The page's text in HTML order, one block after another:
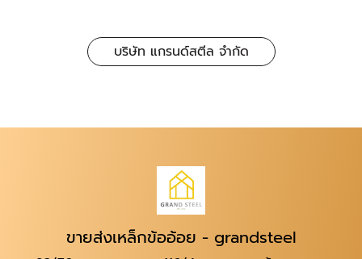
บริษัท แกรนด์สตีล จำกัด
ขายส่งเหล็กข้ออ้อย - grandsteel